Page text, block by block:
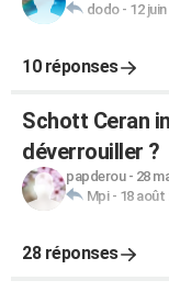
dodo- 12
10 réponses
Schott Ceran
déverrouiller ?
papderou- 28
Mpi- 18 août
28 réponses